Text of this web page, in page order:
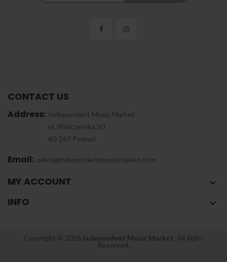
CONTACT US
Address: Independent Music Market
ul. Wołczyńska 50
60-167 Poznań
Email: sales@independentmusicmarket.com
MY ACCOUNT 
INFO 
Copyright © 2026 Independent Music Market. All Right
Reserved.